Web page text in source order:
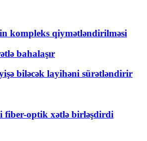
kompleks qiymətləndirilməsi
bahalaşır
biləcək layihəni sürətləndirir
fiber-optik xətlə birləşdirdi